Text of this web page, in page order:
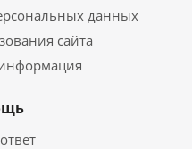
данных
сайта